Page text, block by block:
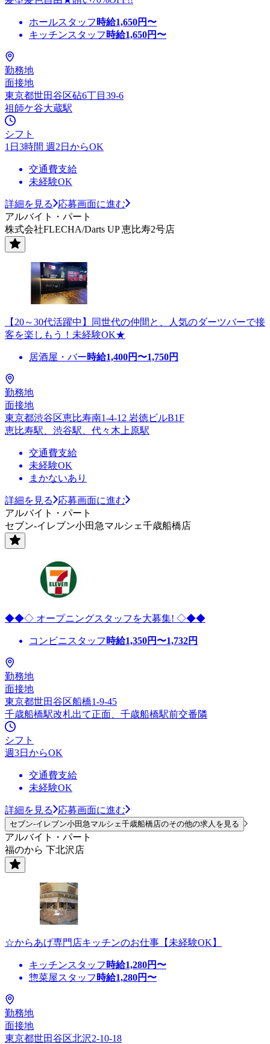
ホールスタッフ 時給1,650円〜
キッチンスタッフ 時給1,650円〜
勤務地
面接地
東京都世田谷区砧6丁目39-6
祖師ケ谷大蔵駅
シフト
1日3時間 週2日からOK
交通費支給
未経験OK
詳細を見る
応募画面に進む
アルバイト・パート
株式会社FLECHA/Darts UP 恵比寿2号店
【20～30代活躍中】同世代の仲間と、人気のダーツバーで接
客を楽しもう！未経験OK★
居酒屋・バー時給1,400円〜1,750円
勤務地
面接地
東京都渋谷区恵比寿南1-4-12 岩徳ビルB1F
恵比寿駅、渋谷駅、代々木上原駅
交通費支給
未経験OK
まかないあり
詳細を見る
応募画面に進む
アルバイト・パート
セブン-イレブン小田急マルシェ千歳船橋店
◆◆◇ オープニングスタッフを大募集! ◇◆◆
コンビニスタッフ 時給1,350円〜1,732円
勤務地
面接地
東京都世田谷区船橋1-9-45
千歳船橋駅改札出て正面、千歳船橋駅前交番隣
シフト
週3日からOK
交通費支給
未経験OK
詳細を見る 応募画面に進む
セブン-イレブン小田急マルシェ千歳船橋店のその他の求人を見る
アルバイト・パート
福のから 下北沢店
☆からあげ専門店キッチンのお仕事【未経験OK】
キッチンスタッフ 時給1,280円〜
惣菜屋スタッフ 時給1,280円〜
勤務地
面接地
東京都世田谷区北沢2-10-18